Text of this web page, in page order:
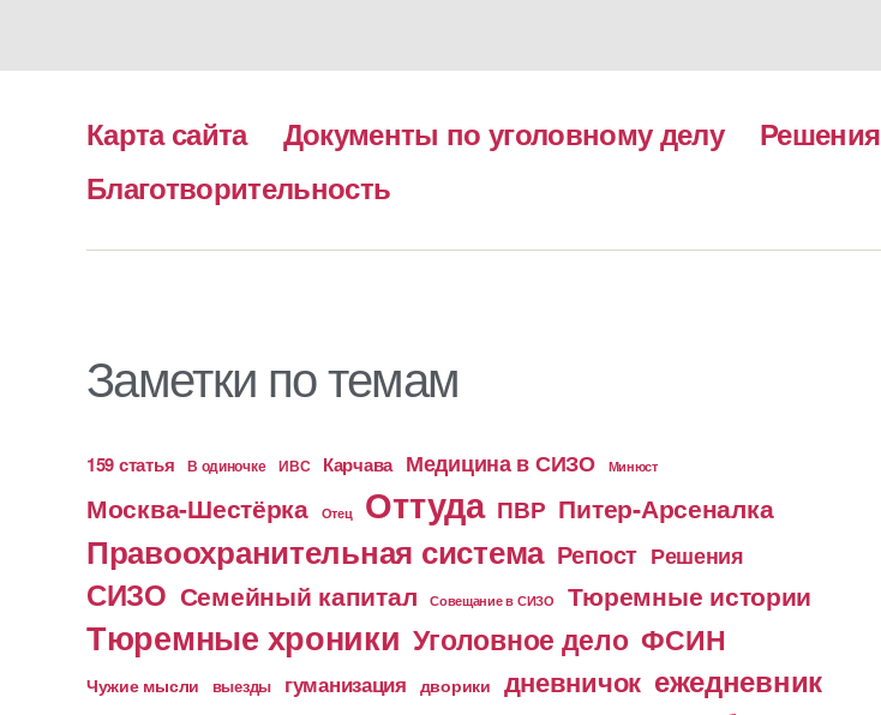
Карта сайта Документы по уголовному делу Решения
Благотворительность
Заметки по темам
159 статья В одиночке ИВС Карчава Медицина в СИЗО Минюст
Москва-Шестёрка Отец Оттуда ПВР Питер-Арсеналка
Правоохранительная система Репост Решения
СИЗО Семейный капитал Совещание в СИЗО Тюремные истории
Тюремные хроники Уголовное дело ФСИН
Чужие мысли выезды гуманизация дворики дневничок ежедневник